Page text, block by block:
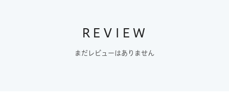
REVIEW
まだレビューはありません